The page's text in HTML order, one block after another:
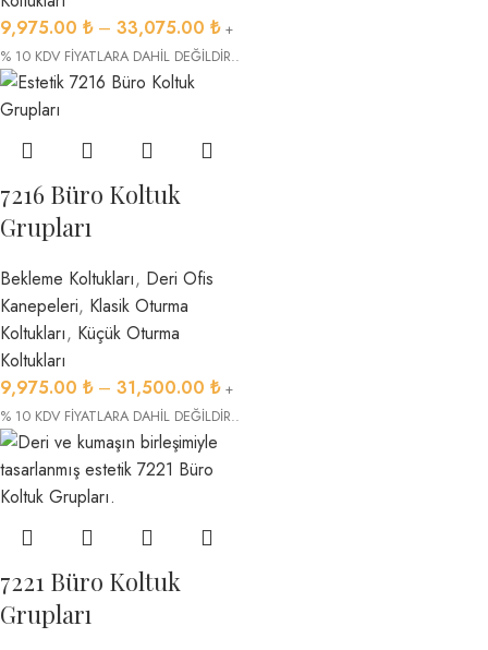
9,975.00 ₺ – 33,075.00 ₺ +
% 10 KDV FİYATLARA DAHİL DEĞİLDİR..
7216 Büro Koltuk
Grupları
Bekleme Koltukları, Deri Ofis
Kanepeleri, Klasik Oturma
Koltukları, Küçük Oturma
Koltukları
9,975.00 ₺ – 31,500.00 ₺ +
% 10 KDV FİYATLARA DAHİL DEĞİLDİR..
7221 Büro Koltuk
Grupları